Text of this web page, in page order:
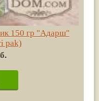
150 гр "Адарш"
pak)